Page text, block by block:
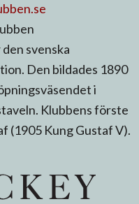
svenska
Den bildades 1890
i
Klubbens förste
(1905 Kung Gustaf V).